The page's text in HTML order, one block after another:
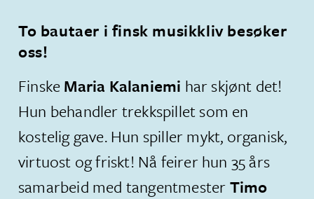
To bautaer i finsk musikkliv besøker
oss!
​FinskeMaria Kalaniemi har skjønt det!
Hun behandler trekkspillet som en
kostelig gave. Hun spiller mykt, organisk,
virtuost og friskt! Nå feirer hun 35 års
samarbeid med tangentmesterTimo